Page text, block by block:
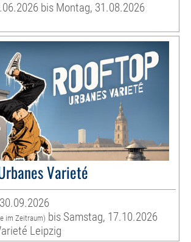
bis Montag, 31.08.2026
Varieté
im Zeitraum) bis Samstag, 17.10.2026
Leipzig